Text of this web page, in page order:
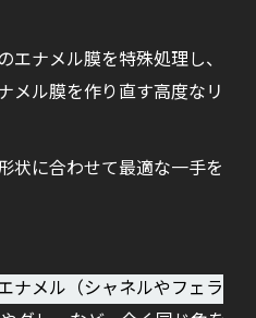
ナメル膜を特殊処理し、
メル膜を作り直す高度なリ
状に合わせて最適な一手を
ナメル（シャネルやフェラ